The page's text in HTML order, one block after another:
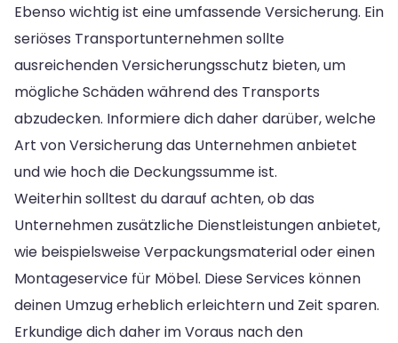
Ebenso wichtig ist eine umfassende Versicherung. Ein
seriöses Transportunternehmen sollte
ausreichenden Versicherungsschutz bieten, um
mögliche Schäden während des Transports
abzudecken. Informiere dich daher darüber, welche
Art von Versicherung das Unternehmen anbietet
und wie hoch die Deckungssumme ist.
Weiterhin solltest du darauf achten, ob das
Unternehmen zusätzliche Dienstleistungen anbietet,
wie beispielsweise Verpackungsmaterial oder einen
Montageservice für Möbel. Diese Services können
deinen Umzug erheblich erleichtern und Zeit sparen.
Erkundige dich daher im Voraus nach den